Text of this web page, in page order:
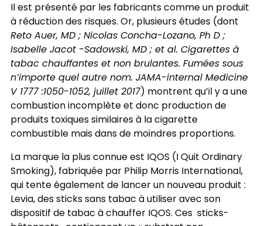
Il est présenté par les fabricants comme un produit
à réduction des risques. Or, plusieurs études (dont
Reto Auer, MD ; Nicolas Concha-Lozano, Ph D ;
Isabelle Jacot -Sadowski, MD ; et al. Cigarettes à
tabac chauffantes et non brulantes. Fumées sous
n’importe quel autre nom. JAMA-internal Medicine
V 1777 :1050-1052, juillet 2017) montrent qu’il y a une
combustion incomplète et donc production de
produits toxiques similaires à la cigarette
combustible mais dans de moindres proportions.
La marque la plus connue est IQOS (I Quit Ordinary
Smoking), fabriquée par Philip Morris International,
qui tente également de lancer un nouveau produit :
Levia, des sticks sans tabac à utiliser avec son
dispositif de tabac à chauffer IQOS. Ces sticks-